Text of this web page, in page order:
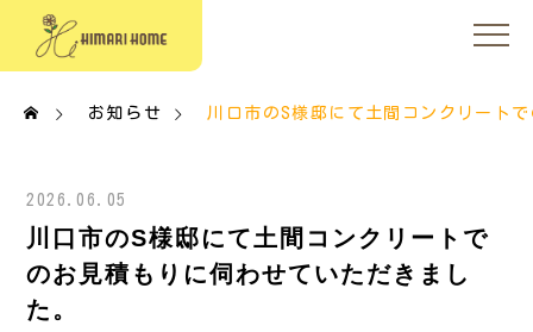
お知らせ 川口市のS様邸にて土間コンクリート
2026.06.05
川口市のS様邸にて土間コンクリートで
のお見積もりに伺わせていただきまし
た。